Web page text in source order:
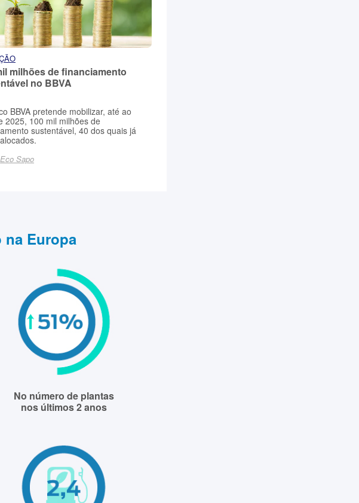
milhões de financiamento
no BBVA
BBVA pretende mobilizar, até ao
2025, 100 mil milhões de
sustentável, 40 dos quais já
Eco Sapo
na Europa
No número de plantas
nos últimos 2 anos